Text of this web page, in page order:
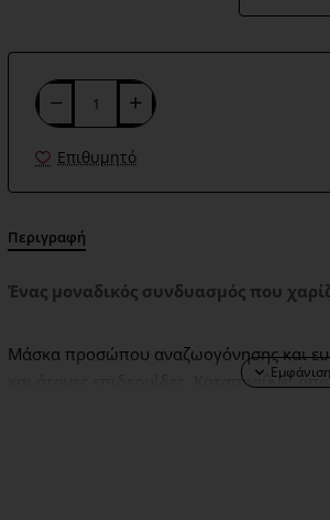
Επιθυμητό
Περιγραφή
Ένας μοναδικός συνδυασμός που
Μάσκα προσώπου αναζωογόνησης και
και άτονες επιδερμίδες. Καταπραΰνει